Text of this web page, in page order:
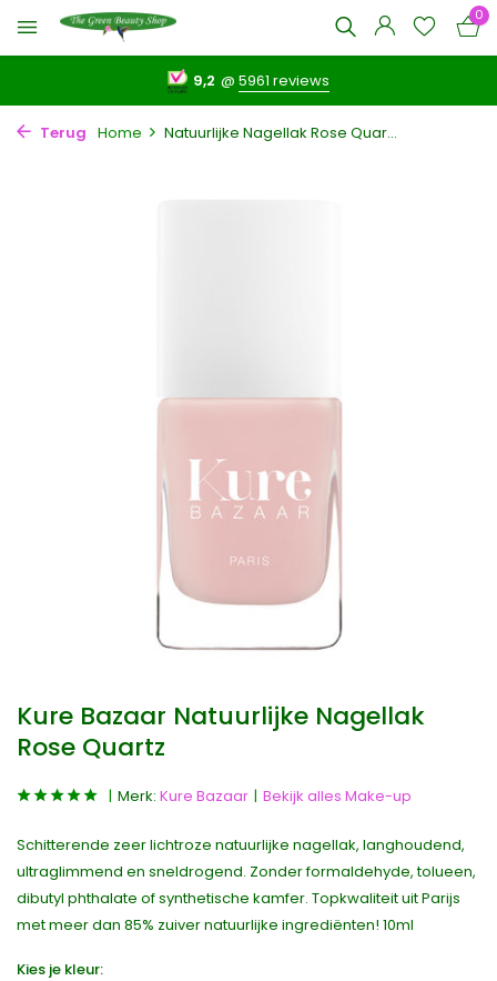
0
9,2 @5961 reviews
Terug Home Natuurlijke Nagellak Rose Quar...
Kure Bazaar Natuurlijke Nagellak
Rose Quartz
Merk: Kure Bazaar Bekijk alles Make-up
Schitterende zeer lichtroze natuurlijke nagellak, langhoudend,
ultraglimmend en sneldrogend. Zonder formaldehyde, tolueen,
dibutyl phthalate of synthetische kamfer. Topkwaliteit uit Parijs
met meer dan 85% zuiver natuurlijke ingrediënten! 10ml
Kies je kleur: